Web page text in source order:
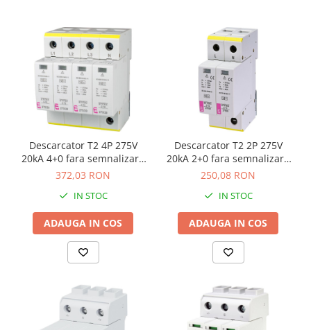
Descarcator T2 4P 275V
20kA 4+0 fara semnalizare
Eti 002440395
372,03 RON
IN STOC
ADAUGA IN COS
Descarcator T2 2P 275V
20kA 2+0 fara semnalizare
Eti 002440397
250,08 RON
IN STOC
ADAUGA IN COS